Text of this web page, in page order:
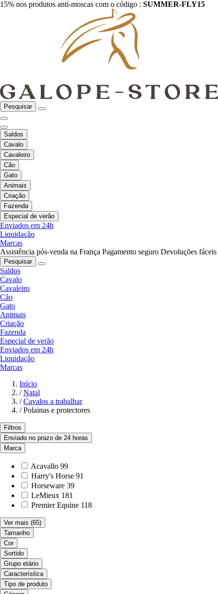
15% nos produtos anti-moscas com o código : SUMMER-FLY15
Pesquisar
Saldos
Cavalo
Cavaleiro
Cão
Gato
Animais
Criação
Fazenda
Especial de verão
Enviados em 24h
Liquidação
Marcas
Assistência pós-venda na França Pagamento seguro Devoluções fáceis
Pesquisar
Saldos
Cavalo
Cavaleiro
Cão
Gato
Animais
Criação
Fazenda
Especial de verão
Enviados em 24h
Liquidação
Marcas
Início
/ Natal
/ Cavalos a trabalhar
/ Polainas e protectores
Filtros
Enviado no prazo de 24 horas
Marca
Acavallo 99
Harry's Horse 91
Horseware 39
LeMieux 181
Premier Equine 118
Ver mais (65)
Tamanho
Cor
Sortido
Grupo etário
Característica
Tipo de produto